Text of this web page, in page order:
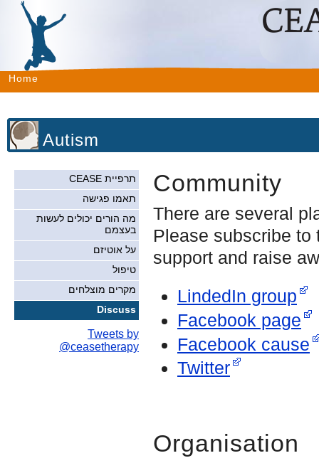
Home
Autism
תרפיית CEASE
תאמו פגישה
מה הורים יכולים לעשות
בעצמם
על אוטיזם
טיפול
מקרים מוצלחים
Discuss
Tweets by
@ceasetherapy
Community
There are several
Please subscribe to
support and raise
LindedIn group
Facebook page
Facebook cause
Twitter
Organisation